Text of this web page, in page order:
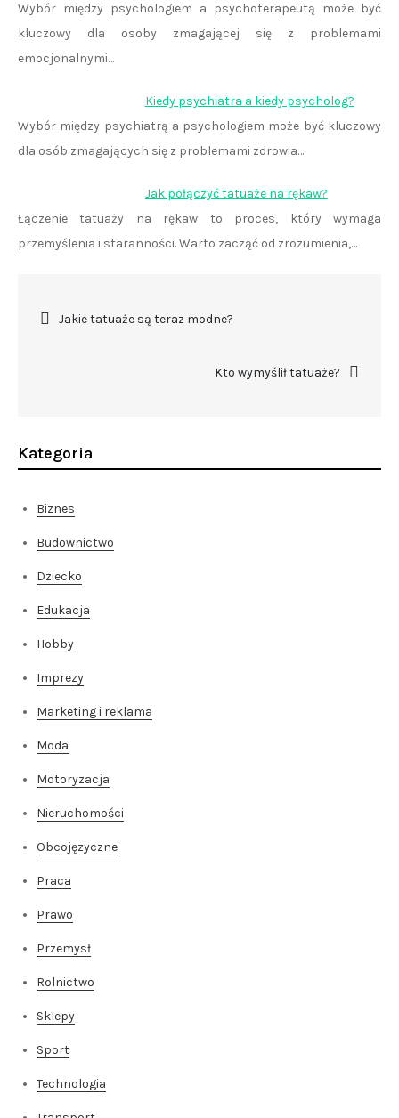
Wybór między psychologiem a psychoterapeutą może być
kluczowy dla osoby zmagającej się z problemami
emocjonalnymi…
Kiedy psychiatra a kiedy psycholog?
Wybór między psychiatrą a psychologiem może być kluczowy
dla osób zmagających się z problemami zdrowia…
Jak połączyć tatuaże na rękaw?
Łączenie tatuaży na rękaw to proces, który wymaga
przemyślenia i staranności. Warto zacząć od zrozumienia,…
Nawigacja
Jakie tatuaże są teraz modne?
Kto wymyślił tatuaże?
Kategoria
Biznes
Budownictwo
Dziecko
Edukacja
Hobby
Imprezy
Marketing i reklama
Moda
Motoryzacja
Nieruchomości
Obcojęzyczne
Praca
Prawo
Przemysł
Rolnictwo
Sklepy
Sport
Technologia